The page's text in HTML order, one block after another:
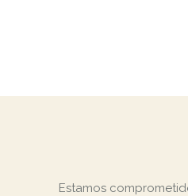
Estamos